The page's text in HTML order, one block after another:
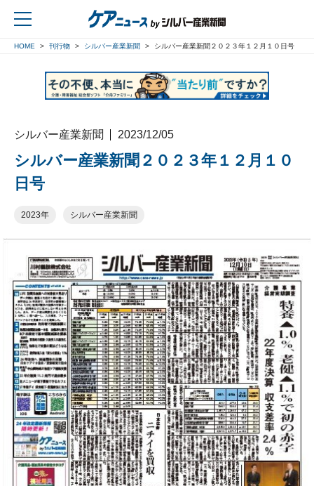
HOME 刊行物 シルバー産業新聞 シルバー産業新聞２０２３年１２月１０日号
シルバー産業新聞 2023/12/05
シルバー産業新聞２０２３年１２月１０
日号
2023年 シルバー産業新聞